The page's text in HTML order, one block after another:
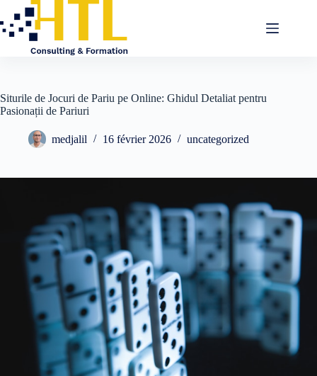
Siturile de Jocuri de Pariu pe Online: Ghidul Detaliat pentru
Pasionații de Pariuri
medjalil 16 février 2026 uncategorized